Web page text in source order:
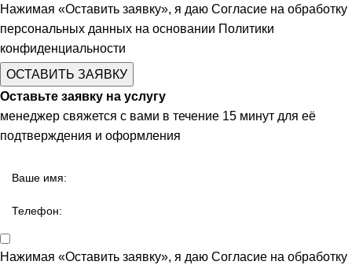
Нажимая «Оставить заявку», я даю Согласие на обработку
персональных данных на основании Политики
конфиденциальности
ОСТАВИТЬ ЗАЯВКУ
Оставьте заявку на услугу
менеджер свяжется с вами в течение 15 минут для её
подтверждения и оформления
Нажимая «Оставить заявку», я даю Согласие на обработку